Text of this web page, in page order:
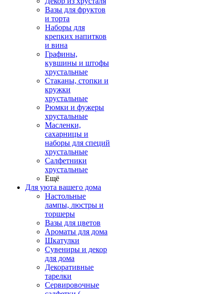
Вазы для фруктов
и торта
Наборы для
крепких напитков
и вина
Графины,
кувшины и штофы
хрустальные
Стаканы, стопки и
кружки
хрустальные
Рюмки и фужеры
хрустальные
Масленки,
сахарницы и
наборы для специй
хрустальные
Салфетники
хрустальные
Ещё
Для уюта вашего дома
Настольные
лампы, люстры и
торшеры
Вазы для цветов
Ароматы для дома
Шкатулки
Сувениры и декор
для дома
Декоративные
тарелки
Сервировочные